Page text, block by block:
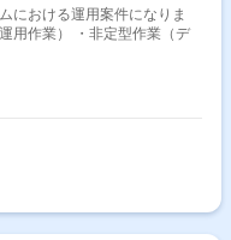
における運用案件になりま
用作業） ・非定型作業（デ